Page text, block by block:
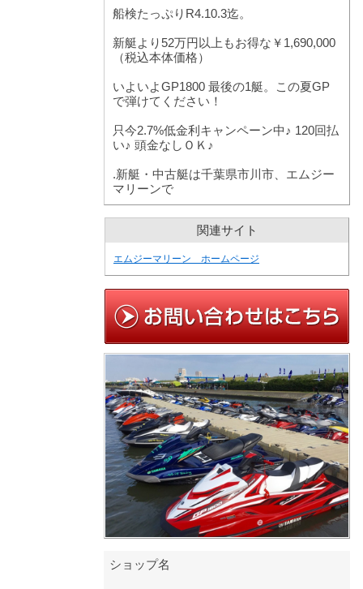
船検たっぷりR4.10.3迄。
新艇より52万円以上もお得な￥1,690,000
（税込本体価格）
いよいよGP1800 最後の1艇。この夏GP
で弾けてください！
只今2.7%低金利キャンペーン中♪ 120回払
い♪ 頭金なしＯＫ♪
.新艇・中古艇は千葉県市川市、エムジー
マリーンで
関連サイト
エムジーマリーン ホームページ
ショップ名